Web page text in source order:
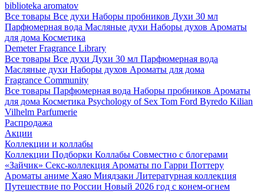
biblioteka aromatov
Все товары Все духи Наборы пробников Духи 30 мл
Парфюмерная вода Масляные духи Наборы духов Ароматы
для дома Косметика
Demeter Fragrance Library
Все товары Все духи Духи 30 мл Парфюмерная вода
Масляные духи Наборы духов Ароматы для дома
Fragrance Community
Все товары Парфюмерная вода Наборы пробников Ароматы
для дома Косметика Psychology of Sex Tom Ford Byredo Kilian
Vilhelm Parfumerie
Распродажа
Акции
Коллекции и коллабы
Коллекции Подборки Коллабы Совместно с блогерами
«Зайчик» Секс-коллекция Ароматы по Гарри Поттеру
Ароматы аниме Хаяо Миядзаки Литературная коллекция
Путешествие по России Новый 2026 год с конем-огнем